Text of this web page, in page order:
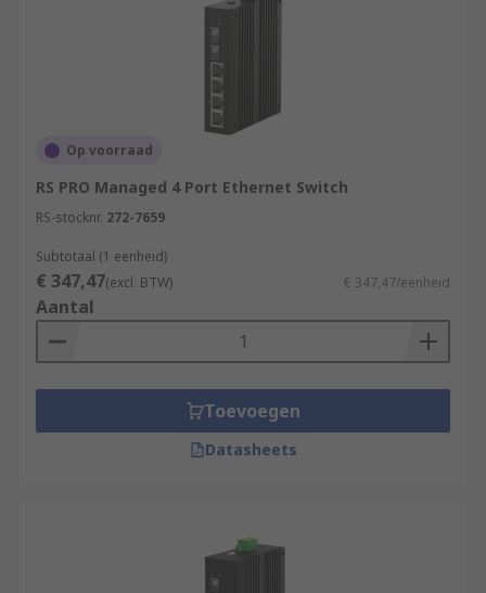
Op voorraad
RS PRO Managed 4 Port Ethernet Switch
RS-stocknr. 272-7659
Subtotaal (1 eenheid)
€ 347,47(excl. BTW) € 347,47/eenheid
Aantal
Toevoegen
Datasheets